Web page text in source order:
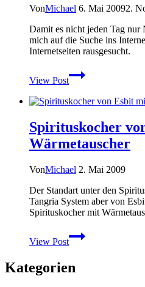
VonMichael 6. Mai 20092.
Damit es nicht jeden Tag nur
mich auf die Suche ins
Internetseiten rausgesucht.
View Post
Outdoor-
Rezepte
die
Trekkingtour
Spirituskocher
Wärmetauscher
VonMichael 2. Mai 2009
Der Standart unter den
Tangria System aber von
Spirituskocher mit
View Post
Spirituskocher
von
mit
Kategorien